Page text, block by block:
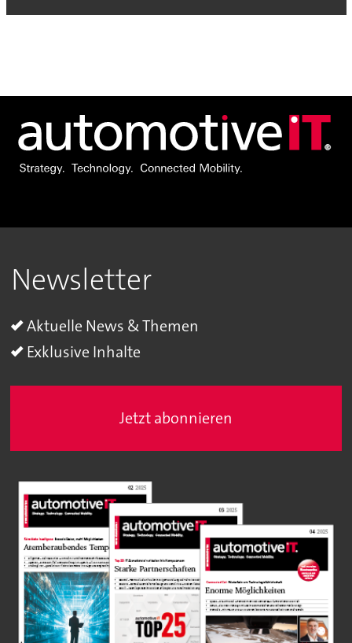
Newsletter
Aktuelle News & Themen
Exklusive Inhalte
Jetzt abonnieren